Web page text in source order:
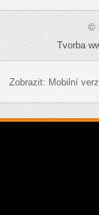
©
Tvorba
Zobrazit: Mobilní